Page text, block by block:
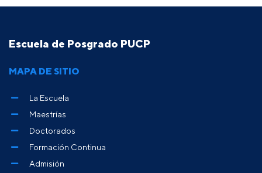
Escuela de Posgrado PUCP
MAPA DE SITIO
La Escuela
Maestrías
Doctorados
Formación Continua
Admisión